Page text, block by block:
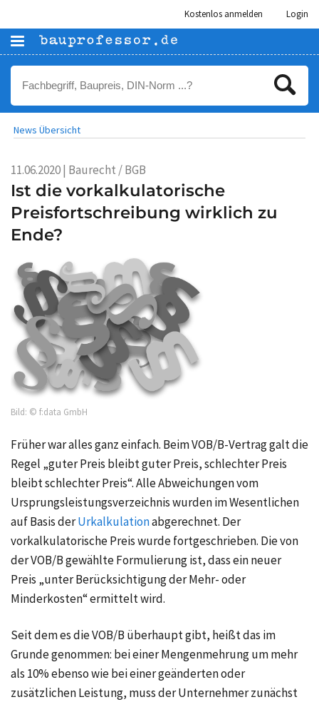
Kostenlos anmelden Login
News Übersicht
11.06.2020 | Baurecht / BGB
Ist die vorkalkulatorische
Preisfortschreibung wirklich zu
Ende?
Bild: © f:data GmbH
Früher war alles ganz einfach. Beim VOB/B-Vertrag galt die
Regel „guter Preis bleibt guter Preis, schlechter Preis
bleibt schlechter Preis“. Alle Abweichungen vom
Ursprungsleistungsverzeichnis wurden im Wesentlichen
auf Basis derUrkalkulationabgerechnet. Der
vorkalkulatorische Preis wurde fortgeschrieben. Die von
der VOB/B gewählte Formulierung ist, dass ein neuer
Preis „unter Berücksichtigung der Mehr- oder
Minderkosten“ ermittelt wird.
Seit dem es die VOB/B überhaupt gibt, heißt das im
Grunde genommen: bei einer Mengenmehrung um mehr
als 10%ebenso wie bei einer geänderten oder
zusätzlichen Leistung, muss der Unternehmer zunächst